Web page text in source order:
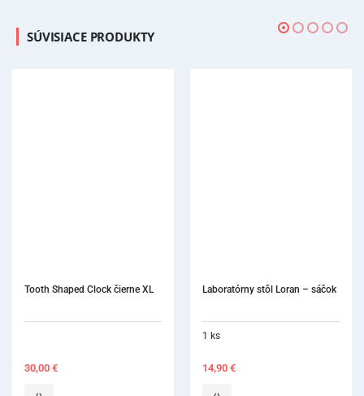
SÚVISIACE PRODUKTY
Tooth Shaped Clock čierne XL
30,00 €
Laboratórny stôl Loran – sáčok
1 ks
14,90 €